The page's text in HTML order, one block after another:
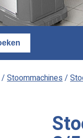
/ Stoommachines/